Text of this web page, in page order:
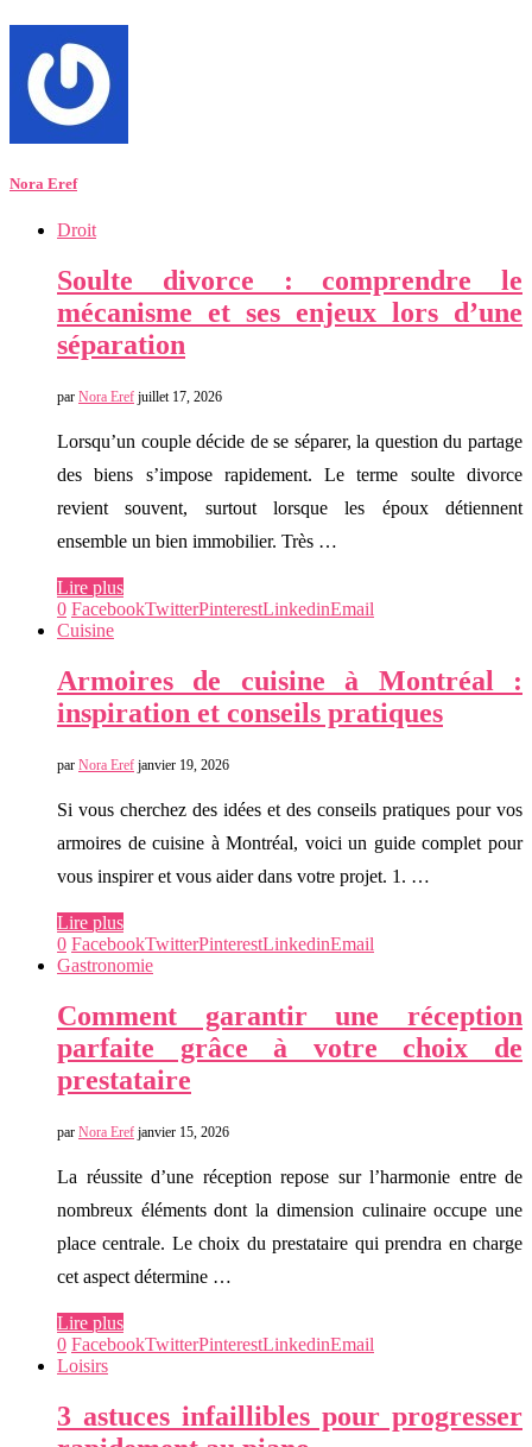
Nora Eref
Droit
Soulte divorce : comprendre le
mécanisme et ses enjeux lors d’une
séparation
par Nora Eref juillet 17, 2026
Lorsqu’un couple décide de se séparer, la question du partage
des biens s’impose rapidement. Le terme soulte divorce
revient souvent, surtout lorsque les époux détiennent
ensemble un bien immobilier. Très …
Lire plus
0 FacebookTwitterPinterestLinkedinEmail
Cuisine
Armoires de cuisine à Montréal :
inspiration et conseils pratiques
par Nora Eref janvier 19, 2026
Si vous cherchez des idées et des conseils pratiques pour vos
armoires de cuisine à Montréal, voici un guide complet pour
vous inspirer et vous aider dans votre projet. 1. …
Lire plus
0 FacebookTwitterPinterestLinkedinEmail
Gastronomie
Comment garantir une réception
parfaite grâce à votre choix de
prestataire
par Nora Eref janvier 15, 2026
La réussite d’une réception repose sur l’harmonie entre de
nombreux éléments dont la dimension culinaire occupe une
place centrale. Le choix du prestataire qui prendra en charge
cet aspect détermine …
Lire plus
0 FacebookTwitterPinterestLinkedinEmail
Loisirs
3 astuces infaillibles pour progresser